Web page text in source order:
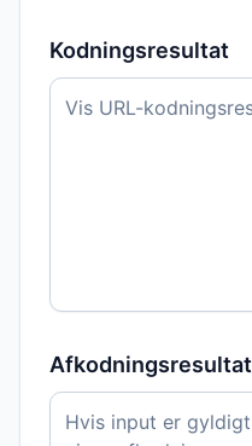
Kodningsresultat
Afkodningsresultat